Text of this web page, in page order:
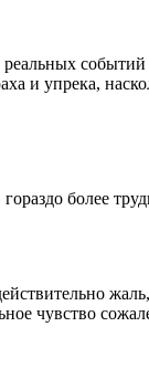
упрека,
более
чувство